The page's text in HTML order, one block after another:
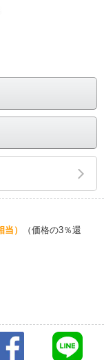
当）
（価格の3％還